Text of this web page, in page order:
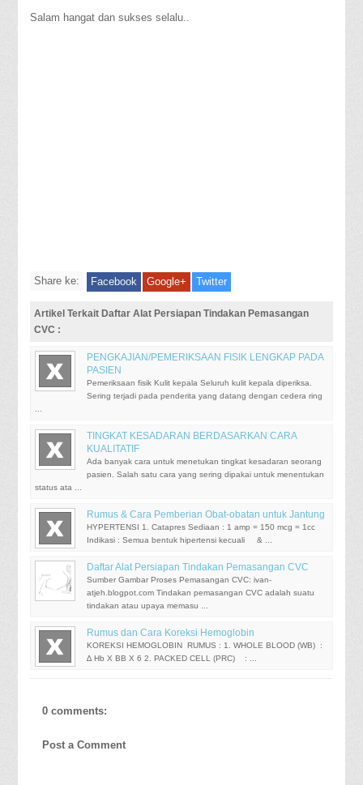
Salam hangat dan sukses selalu..
Share ke: Facebook Google+ Twitter
Artikel Terkait Daftar Alat Persiapan Tindakan Pemasangan
CVC :
PENGKAJIAN/PEMERIKSAAN FISIK LENGKAP PADA
PASIEN
Pemeriksaan fisik Kulit kepala Seluruh kulit kepala diperiksa.
Sering terjadi pada penderita yang datang dengan cedera ring
...
TINGKAT KESADARAN BERDASARKAN CARA
KUALITATIF
Ada banyak cara untuk menetukan tingkat kesadaran seorang
pasien. Salah satu cara yang sering dipakai untuk menentukan
status ata ...
Rumus & Cara Pemberian Obat-obatan untuk Jantung
HYPERTENSI 1. Catapres Sediaan : 1 amp = 150 mcg = 1cc
Indikasi : Semua bentuk hipertensi kecuali & ...
Daftar Alat Persiapan Tindakan Pemasangan CVC
Sumber Gambar Proses Pemasangan CVC: ivan-
atjeh.blogpot.com Tindakan pemasangan CVC adalah suatu
tindakan atau upaya memasu ...
Rumus dan Cara Koreksi Hemoglobin
KOREKSI HEMOGLOBIN RUMUS : 1. WHOLE BLOOD (WB) :
∆ Hb X BB X 6 2. PACKED CELL (PRC) : ...
0 comments:
Post a Comment